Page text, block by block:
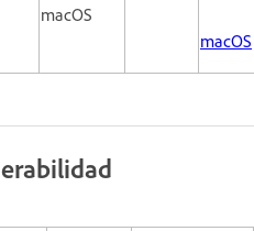
macOS
macOS